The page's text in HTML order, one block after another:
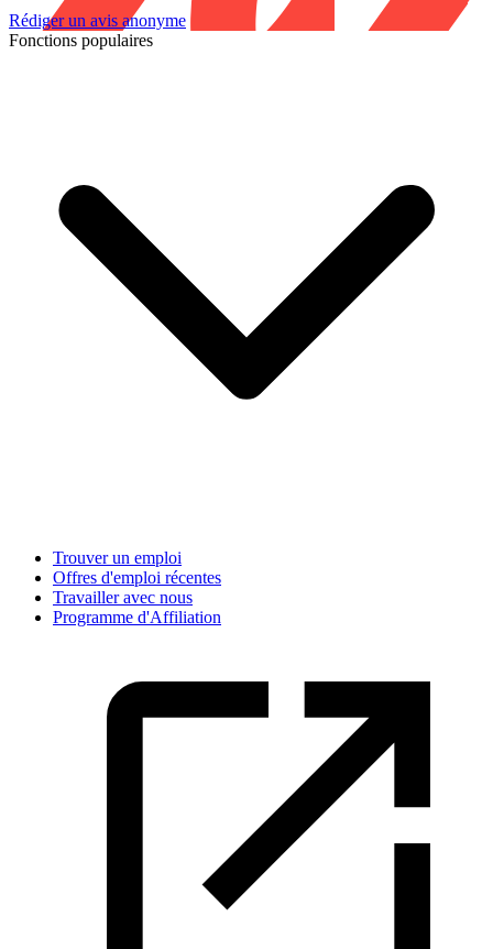
Rédiger un avis anonyme
Fonctions populaires
Trouver un emploi
Offres d'emploi récentes
Travailler avec nous
Programme d'Affiliation